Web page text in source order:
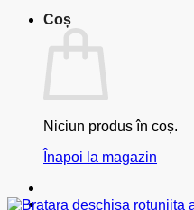
Coș
Niciun produs în coș.
Înapoi la magazin